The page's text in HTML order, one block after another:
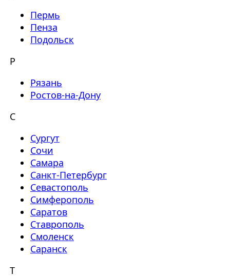
Пермь
Пенза
Подольск
Р
Рязань
Ростов-на-Дону
С
Сургут
Сочи
Самара
Санкт-Петербург
Севастополь
Симферополь
Саратов
Ставрополь
Смоленск
Саранск
Т